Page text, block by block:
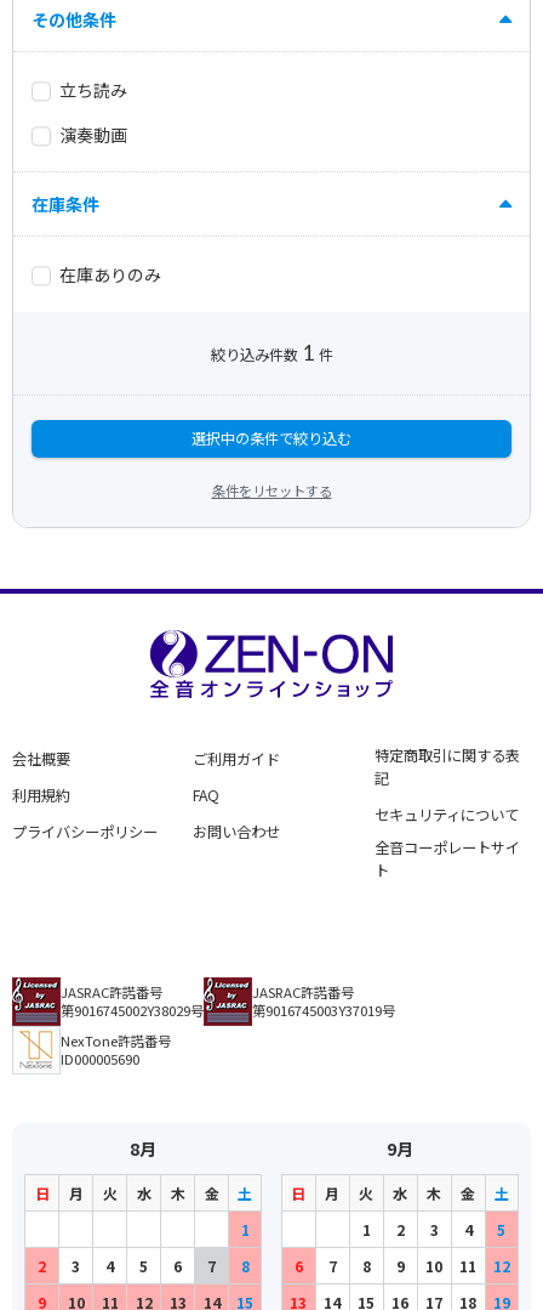
その他条件
立ち読み
演奏動画
在庫条件
在庫ありのみ
絞り込み件数 1 件
選択中の条件で絞り込む
条件をリセットする
会社概要
利用規約
プライバシーポリシー
ご利用ガイド
FAQ
お問い合わせ
特定商取引に関する表
記
セキュリティについて
全音コーポレートサイ
ト
JASRAC許諾番号
第9016745002Y38029号
JASRAC許諾番号
第9016745003Y37019号
NexTone許諾番号
ID000005690
8月
日 月 火 水 木 金
土
1
2
3 4 5 6 7
8
9
10 11 12 13 14 15
9月
日 月 火 水 木 金
土
1
2 3 4
5
6
7 8 9 10 11
12
13
14 15 16 17 18 19